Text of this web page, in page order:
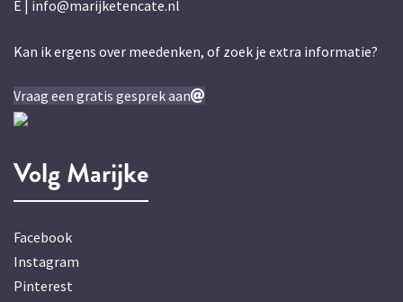
E | info@marijketencate.nl
Kan ik ergens over meedenken, of zoek je extra informatie?
Vraag een gratis gesprek aan
Volg Marijke
Facebook
Instagram
Pinterest